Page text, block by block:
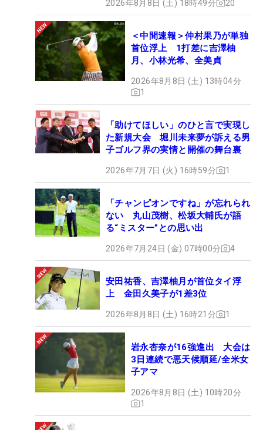
2026年8月8日 (土) 18時49分 20
＜中間速報＞仲村果乃が単独
首位浮上 1打差に吉澤柚
月、小林光希、全美貞
2026年8月8日 (土) 13時04分
1
「助けてほしい」のひと言で実現し
た新規大会 堀川未来夢が訴える男
子ゴルフ界の実情と開催の舞台裏
2026年7月7日 (火) 16時59分 1
「チャンピオンですね」が忘れられ
ない 丸山茂樹、松坂大輔氏が語
る“ミスター”との思い出
2026年7月24日 (金) 07時00分 4
安田祐香、吉澤柚月が首位タイ浮
上 金田久美子が1差3位
2026年8月8日 (土) 16時21分 1
岩永杏奈が16強進出 大会は
3日連続で悪天候順延/全米女
子アマ
2026年8月8日 (土) 10時20分
1